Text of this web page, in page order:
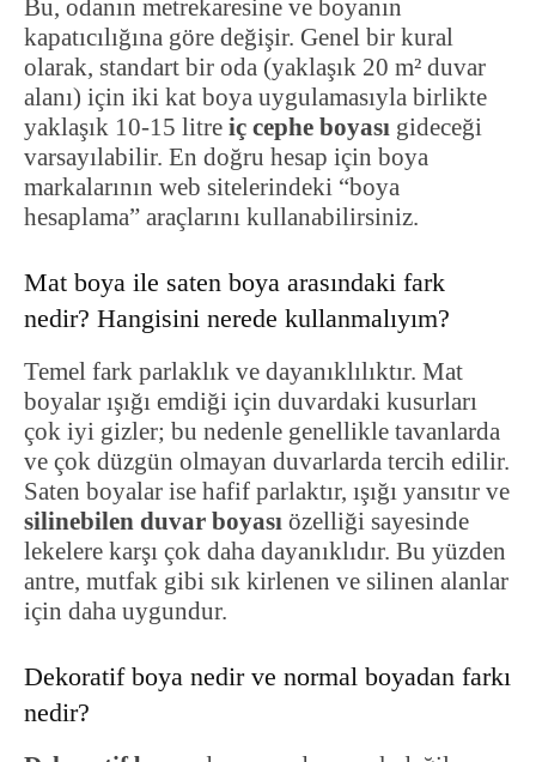
Bu, odanın metrekaresine ve boyanın
kapatıcılığına göre değişir. Genel bir kural
olarak, standart bir oda (yaklaşık 20 m² duvar
alanı) için iki kat boya uygulamasıyla birlikte
yaklaşık 10-15 litre iç cephe boyası gideceği
varsayılabilir. En doğru hesap için boya
markalarının web sitelerindeki “boya
hesaplama” araçlarını kullanabilirsiniz.
Mat boya ile saten boya arasındaki fark
nedir? Hangisini nerede kullanmalıyım?
Temel fark parlaklık ve dayanıklılıktır. Mat
boyalar ışığı emdiği için duvardaki kusurları
çok iyi gizler; bu nedenle genellikle tavanlarda
ve çok düzgün olmayan duvarlarda tercih edilir.
Saten boyalar ise hafif parlaktır, ışığı yansıtır ve
silinebilen duvar boyası özelliği sayesinde
lekelere karşı çok daha dayanıklıdır. Bu yüzden
antre, mutfak gibi sık kirlenen ve silinen alanlar
için daha uygundur.
Dekoratif boya nedir ve normal boyadan farkı
nedir?